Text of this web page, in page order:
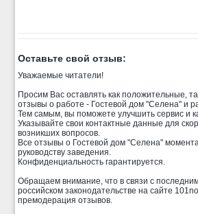
Оставьте свой отзыв:
Уважаемые читатели!
Просим Вас оставлять как положительные,
отзывы о работе - Гостевой дом "Селена" и
Тем самым, вы поможете улучшить сервис и
Указывайте свои контактные данные для
возникших вопросов.
Все отзывы о Гостевой дом "Селена"
руководству заведения.
Конфиденциальность гарантируется.
Обращаем внимание, что в связи с
российском законодательстве на сайте
премодерация отзывов.